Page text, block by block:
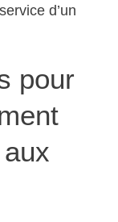
d’un
pour